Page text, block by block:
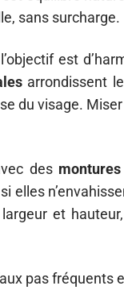
sans surcharge.
est
arrondissent
du visage.
des
elles
et
pas fréquents